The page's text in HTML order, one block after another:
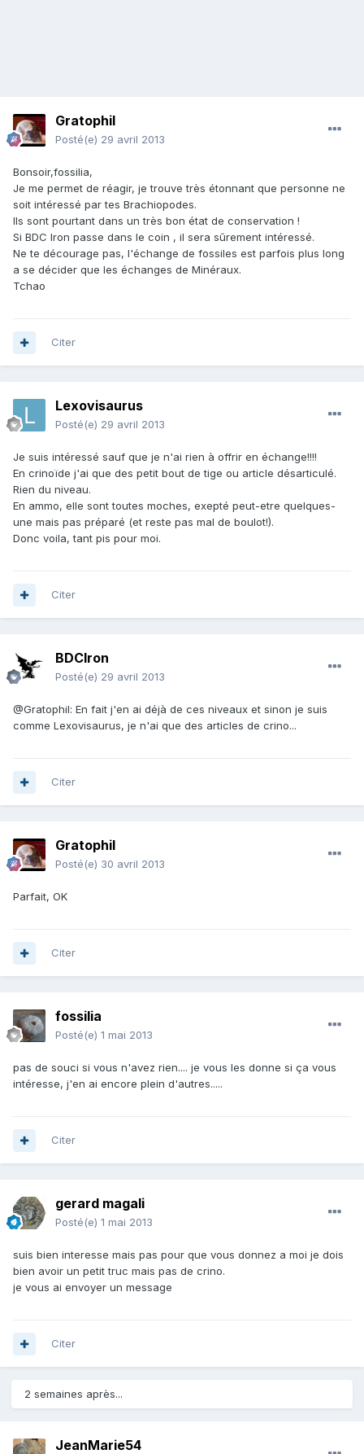
Gratophil
Posté(e) 29 avril 2013
Bonsoir,fossilia,
Je me permet de réagir, je trouve très étonnant que personne ne
soit intéressé par tes Brachiopodes.
Ils sont pourtant dans un très bon état de conservation !
Si BDC Iron passe dans le coin , il sera sûrement intéressé.
Ne te décourage pas, l'échange de fossiles est parfois plus long
a se décider que les échanges de Minéraux.
Tchao
Citer
Lexovisaurus
Posté(e) 29 avril 2013
Je suis intéressé sauf que je n'ai rien à offrir en échange!!!!
En crinoïde j'ai que des petit bout de tige ou article désarticulé.
Rien du niveau.
En ammo, elle sont toutes moches, exepté peut-etre quelques-
une mais pas préparé (et reste pas mal de boulot!).
Donc voila, tant pis pour moi.
Citer
BDCIron
Posté(e) 29 avril 2013
@Gratophil: En fait j'en ai déjà de ces niveaux et sinon je suis
comme Lexovisaurus, je n'ai que des articles de crino...
Citer
Gratophil
Posté(e) 30 avril 2013
Parfait, OK
Citer
fossilia
Posté(e) 1 mai 2013
pas de souci si vous n'avez rien.... je vous les donne si ça vous
intéresse, j'en ai encore plein d'autres.....
Citer
gerard magali
Posté(e) 1 mai 2013
suis bien interesse mais pas pour que vous donnez a moi je dois
bien avoir un petit truc mais pas de crino.
je vous ai envoyer un message
Citer
2 semaines après...
JeanMarie54